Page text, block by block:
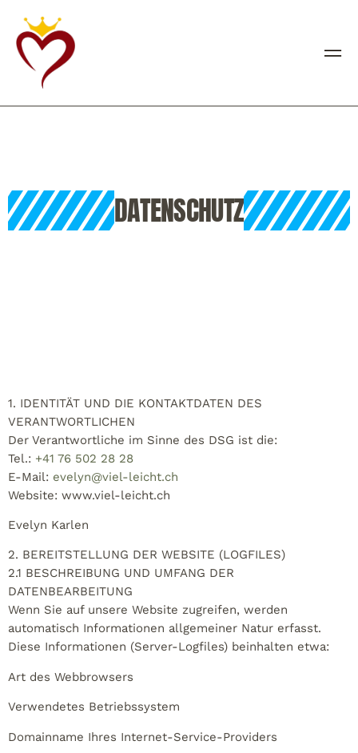
DATENSCHUTZ
1. IDENTITÄT UND DIE KONTAKTDATEN DES
VERANTWORTLICHEN
Der Verantwortliche im Sinne des DSG ist die:
Tel.: +41 76 502 28 28
E-Mail: evelyn@viel-leicht.ch
Website: www.viel-leicht.ch
Evelyn Karlen
2. BEREITSTELLUNG DER WEBSITE (LOGFILES)
2.1 BESCHREIBUNG UND UMFANG DER
DATENBEARBEITUNG
Wenn Sie auf unsere Website zugreifen, werden
automatisch Informationen allgemeiner Natur erfasst.
Diese Informationen (Server-Logfiles) beinhalten etwa:
Art des Webbrowsers
Verwendetes Betriebssystem
Domainname Ihres Internet-Service-Providers